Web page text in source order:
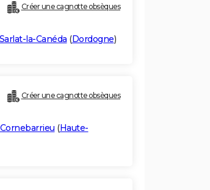
Créer une cagnotte obsèques
Sarlat-la-Canéda (Dordogne)
Créer une cagnotte obsèques
Cornebarrieu (Haute-